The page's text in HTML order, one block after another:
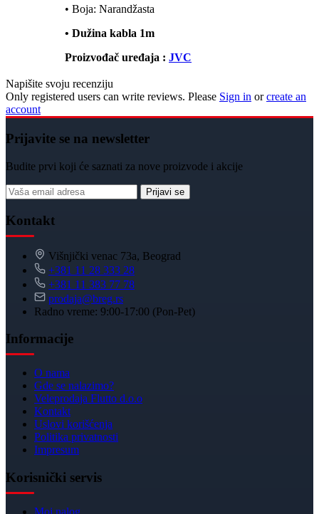
• Boja: Narandžasta
• Dužina kabla 1m
Proizvođač uređaja : JVC
Napišite svoju recenziju
Only registered users can write reviews. Please Sign in orcreate an
account
Prijavite se na newsletter
Budite prvi koji će saznati za nove proizvode i akcije
Prijavi se
Kontakt
Višnjički venac 73a, Beograd
+381 11 28 333 28
+381 11 383 77 78
prodaja@breg.rs
Radno vreme: 9:00-17:00 (Pon-Pet)
Informacije
O nama
Gde se nalazimo?
Veleprodaja Flutto d.o.o
Kontakt
Uslovi korišćenja
Politika privatnosti
Impresum
Korisnički servis
Moj nalog